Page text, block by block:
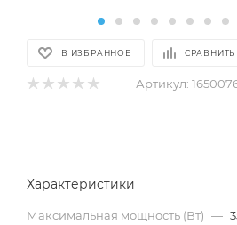
В ИЗБРАННОЕ СРАВНИТЬ
Артикул:
Характеристики
Максимальная мощность (Вт) —